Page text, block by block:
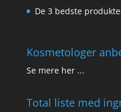
De 3 bedste
Kosmetologer
Se mere her ...
Total liste med